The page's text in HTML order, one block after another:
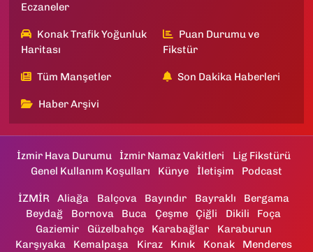
Eczaneler
Konak Trafik Yoğunluk
Haritası
Puan Durumu ve
Fikstür
Tüm Manşetler Son Dakika Haberleri
Haber Arşivi
İzmir Hava Durumu İzmir Namaz Vakitleri
Lig Fikstürü
Genel Kullanım Koşulları
Künye İletişim Podcast
İZMİR Aliağa Balçova Bayındır Bayraklı
Bergama
Beydağ
Bornova Buca Çeşme Çiğli Dikili
Foça
Gaziemir
Güzelbahçe Karabağlar
Karaburun
Karşıyaka
Kemalpaşa Kiraz Kınık Konak Menderes